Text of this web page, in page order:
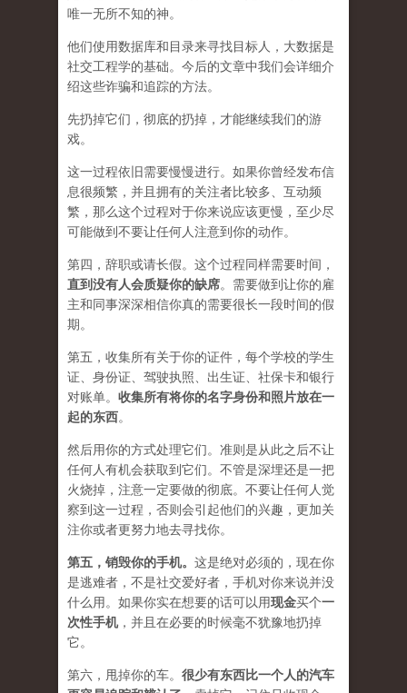
唯一无所不知的神。
他们使用数据库和目录来寻找目标人，大数据是
社交工程学的基础。今后的文章中我们会详细介
绍这些诈骗和追踪的方法。
先扔掉它们，彻底的扔掉，才能继续我们的游
戏。
这一过程依旧需要慢慢进行。如果你曾经发布信
息很频繁，并且拥有的关注者比较多、互动频
繁，那么这个过程对于你来说应该更慢，至少尽
可能做到不要让任何人注意到你的动作。
第四，辞职或请长假。这个过程同样需要时间，
直到没有人会质疑你的缺席。需要做到让你的雇
主和同事深深相信你真的需要很长一段时间的假
期。
第五，收集所有关于你的证件，每个学校的学生
证、身份证、驾驶执照、出生证、社保卡和银行
对账单。 收集所有将你的名字身份和照片放在一
起的东西。
然后用你的方式处理它们。准则是从此之后不让
任何人有机会获取到它们。不管是深埋还是一把
火烧掉，注意一定要做的彻底。不要让任何人觉
察到这一过程，否则会引起他们的兴趣，更加关
注你或者更努力地去寻找你。
第五， 销毁你的手机。 这是绝对必须的，现在你
是逃难者，不是社交爱好者，手机对你来说并没
什么用。如果你实在想要的话可以用现金买个一
次性手机，并且在必要的时候毫不犹豫地扔掉
它。
第六，甩掉你的车。 很少有东西比一个人的汽车